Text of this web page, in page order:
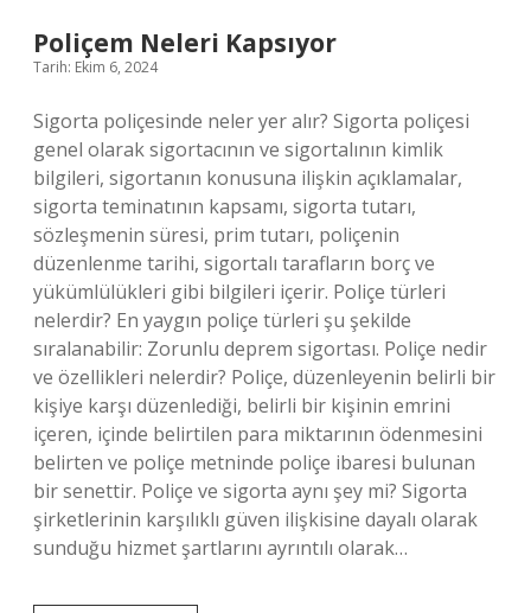
Poliçem Neleri Kapsıyor
Tarih: Ekim 6, 2024
Sigorta poliçesinde neler yer alır? Sigorta poliçesi
genel olarak sigortacının ve sigortalının kimlik
bilgileri, sigortanın konusuna ilişkin açıklamalar,
sigorta teminatının kapsamı, sigorta tutarı,
sözleşmenin süresi, prim tutarı, poliçenin
düzenlenme tarihi, sigortalı tarafların borç ve
yükümlülükleri gibi bilgileri içerir. Poliçe türleri
nelerdir? En yaygın poliçe türleri şu şekilde
sıralanabilir: Zorunlu deprem sigortası. Poliçe nedir
ve özellikleri nelerdir? Poliçe, düzenleyenin belirli bir
kişiye karşı düzenlediği, belirli bir kişinin emrini
içeren, içinde belirtilen para miktarının ödenmesini
belirten ve poliçe metninde poliçe ibaresi bulunan
bir senettir. Poliçe ve sigorta aynı şey mi? Sigorta
şirketlerinin karşılıklı güven ilişkisine dayalı olarak
sunduğu hizmet şartlarını ayrıntılı olarak…